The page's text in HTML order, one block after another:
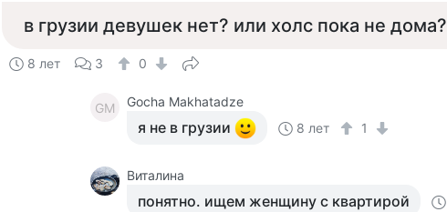
в грузии девушек нет? или холс пока не дома?
8 лет 3 0
GM Gocha Makhatadze
я не в грузии 8 лет 1
Виталина
понятно. ищем женщину с квартирой